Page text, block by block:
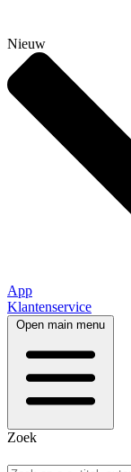
Nieuw
App
Klantenservice
Open main menu
Zoek